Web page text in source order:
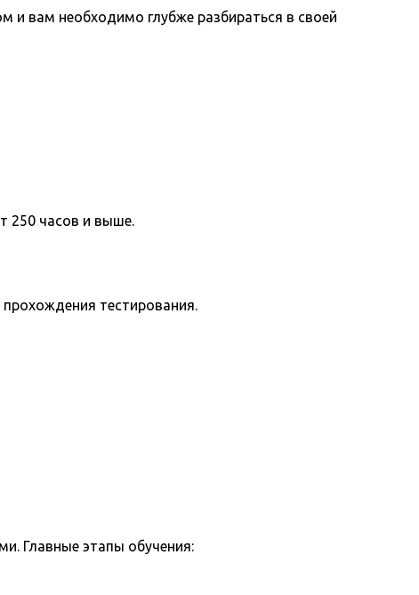
вам необходимо глубже разбираться в своей
250 часов и выше.
тестирования.
Главные этапы обучения: